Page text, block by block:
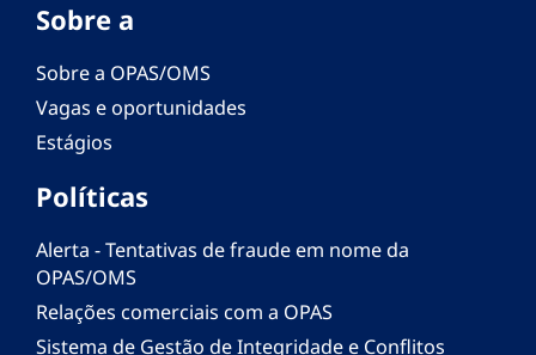
Sobre a
Sobre a OPAS/OMS
Vagas e oportunidades
Estágios
Políticas
Alerta - Tentativas de fraude em nome da
OPAS/OMS
Relações comerciais com a OPAS
Sistema de Gestão de Integridade e Conflitos